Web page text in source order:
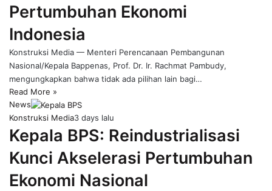
Pertumbuhan Ekonomi
Indonesia
Konstruksi Media — Menteri Perencanaan Pembangunan
Nasional/Kepala Bappenas, Prof. Dr. Ir. Rachmat Pambudy,
mengungkapkan bahwa tidak ada pilihan lain bagi…
Read More »
News
Konstruksi Media3 days lalu
Kepala BPS: Reindustrialisasi
Kunci Akselerasi Pertumbuhan
Ekonomi Nasional